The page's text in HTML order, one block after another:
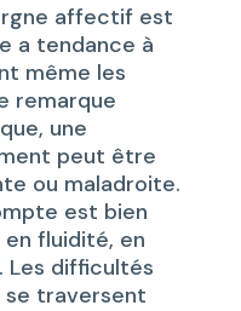
affectif est
a tendance à
même les
remarque
une
peut être
ou maladroite.
est bien
fluidité, en
Les difficultés
traversent